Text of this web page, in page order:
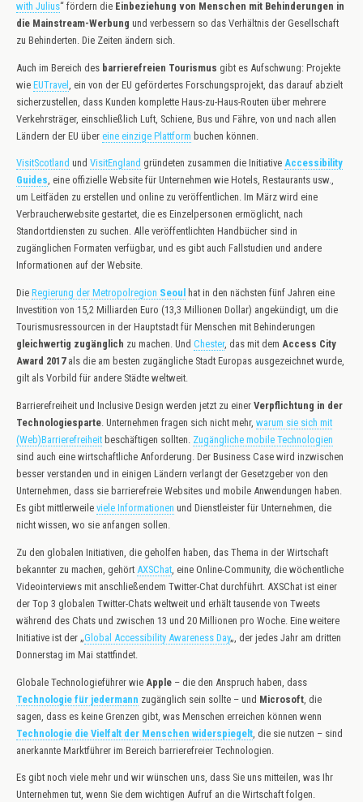
with Julius“ fördern die Einbeziehung von Menschen mit Behinderungen in
die Mainstream-Werbung und verbessern so das Verhältnis der Gesellschaft
zu Behinderten. Die Zeiten ändern sich.
Auch im Bereich des barrierefreien Tourismus gibt es Aufschwung: Projekte
wie EUTravel , ein von der EU gefördertes Forschungsprojekt, das darauf abzielt
sicherzustellen, dass Kunden komplette Haus-zu-Haus-Routen über mehrere
Verkehrsträger, einschließlich Luft, Schiene, Bus und Fähre, von und nach allen
Ländern der EU über eine einzige Plattform buchen können.
VisitScotland und VisitEngland gründeten zusammen die Initiative Accessibility
Guides, eine offizielle Website für Unternehmen wie Hotels, Restaurants usw.,
um Leitfäden zu erstellen und online zu veröffentlichen. Im März wird eine
Verbraucherwebsite gestartet, die es Einzelpersonen ermöglicht, nach
Standortdiensten zu suchen. Alle veröffentlichten Handbücher sind in
zugänglichen Formaten verfügbar, und es gibt auch Fallstudien und andere
Informationen auf der Website.
Die Regierung der Metropolregion Seoul hat in den nächsten fünf Jahren eine
Investition von 15,2 Milliarden Euro (13,3 Millionen Dollar) angekündigt, um die
Tourismusressourcen in der Hauptstadt für Menschen mit Behinderungen
gleichwertig zugänglich zu machen. Und Chester, das mit dem Access City
Award 2017als die am besten zugängliche Stadt Europas ausgezeichnet wurde,
gilt als Vorbild für andere Städte weltweit.
Barrierefreiheit und Inclusive Design werden jetzt zu einer Verpflichtung in der
Technologiesparte . Unternehmen fragen sich nicht mehr, warum sie sich mit
(Web)Barrierefreiheit beschäftigen sollten. Zugängliche mobile Technologien
sind auch eine wirtschaftliche Anforderung. Der Business Case wird inzwischen
besser verstanden und in einigen Ländern verlangt der Gesetzgeber von den
Unternehmen, dass sie barrierefreie Websites und mobile Anwendungen haben.
Es gibt mittlerweile viele Informationen und Dienstleister für Unternehmen, die
nicht wissen, wo sie anfangen sollen.
Zu den globalen Initiativen, die geholfen haben, das Thema in der Wirtschaft
bekannter zu machen, gehört AXSChat , eine Online-Community, die wöchentliche
Videointerviews mit anschließendem Twitter-Chat durchführt. AXSChat ist einer
der Top 3 globalen Twitter-Chats weltweit und erhält tausende von Tweets
während des Chats und zwischen 13 und 20 Millionen pro Woche. Eine weitere
Initiative ist der „Global Accessibility Awareness Day„, der jedes Jahr am dritten
Donnerstag im Mai stattfindet.
Globale Technologieführer wie Apple – die den Anspruch haben, dass
Technologie für jedermann zugänglich sein sollte – und Microsoft , die
sagen, dass es keine Grenzen gibt, was Menschen erreichen können wenn
Technologie die Vielfalt der Menschen widerspiegelt , die sie nutzen – sind
anerkannte Marktführer im Bereich barrierefreier Technologien.
Es gibt noch viele mehr und wir wünschen uns, dass Sie uns mitteilen, was Ihr
Unternehmen tut, wenn Sie dem wichtigen Aufruf an die Wirtschaft folgen.